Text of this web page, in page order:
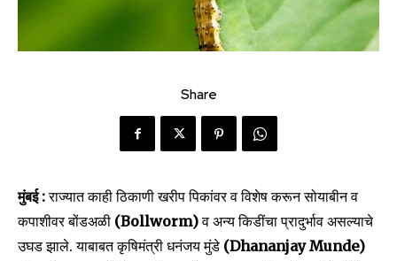
Share
मुंबई :राज्यात काही ठिकाणी खरीप पिकांवर व विशेष करून सोयाबीन व
कपाशीवर बोंडअळी (Bollworm)व अन्य किडींचा प्रादुर्भाव असल्याचे
उघड झाले. याबाबत कृषिमंत्री धनंजय मुंडे (Dhananjay Munde)